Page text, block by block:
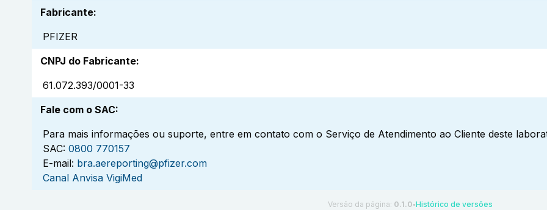
Fabricante:
PFIZER
CNPJ do Fabricante:
61.072.393/0001-33
Fale com o SAC:
Para mais informações ou suporte, entre em contato com o Serviço de Atendimento ao Cliente deste
SAC: 0800 770157
E-mail: bra.aereporting@pfizer.com
Canal Anvisa VigiMed
Versão da página: 0.1.0 ●Histórico de versões